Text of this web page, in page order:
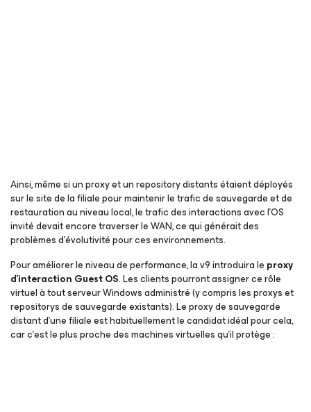
Ainsi, même si un proxy et un repository distants étaient déployés
sur le site de la filiale pour maintenir le trafic de sauvegarde et de
restauration au niveau local, le trafic des interactions avec l’OS
invité devait encore traverser le WAN, ce qui générait des
problèmes d’évolutivité pour ces environnements.
Pour améliorer le niveau de performance, la v9 introduira le proxy
d’interaction Guest OS. Les clients pourront assigner ce rôle
virtuel à tout serveur Windows administré (y compris les proxys et
repositorys de sauvegarde existants). Le proxy de sauvegarde
distant d’une filiale est habituellement le candidat idéal pour cela,
car c’est le plus proche des machines virtuelles qu’il protège :